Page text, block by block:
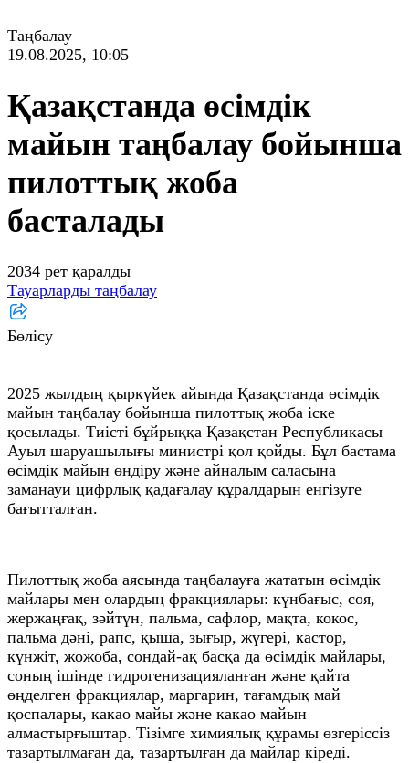
Таңбалау
19.08.2025, 10:05
Қазақстанда өсімдік
майын таңбалау бойынша
пилоттық жоба
басталады
2034 рет қаралды
Тауарларды таңбалау
Бөлісу
2025 жылдың қыркүйек айында Қазақстанда өсімдік
майын таңбалау бойынша пилоттық жоба іске
қосылады. Тиісті бұйрыққа Қазақстан Республикасы
Ауыл шаруашылығы министрі қол қойды. Бұл бастама
өсімдік майын өндіру және айналым саласына
заманауи цифрлық қадағалау құралдарын енгізуге
бағытталған.
Пилоттық жоба аясында таңбалауға жататын өсімдік
майлары мен олардың фракциялары: күнбағыс, соя,
жержаңғақ, зәйтүн, пальма, сафлор, мақта, кокос,
пальма дәні, рапс, қыша, зығыр, жүгері, кастор,
күнжіт, жожоба, сондай-ақ басқа да өсімдік майлары,
соның ішінде гидрогенизацияланған және қайта
өңделген фракциялар, маргарин, тағамдық май
қоспалары, какао майы және какао майын
алмастырғыштар. Тізімге химиялық құрамы өзгеріссіз
тазартылмаған да, тазартылған да майлар кіреді.